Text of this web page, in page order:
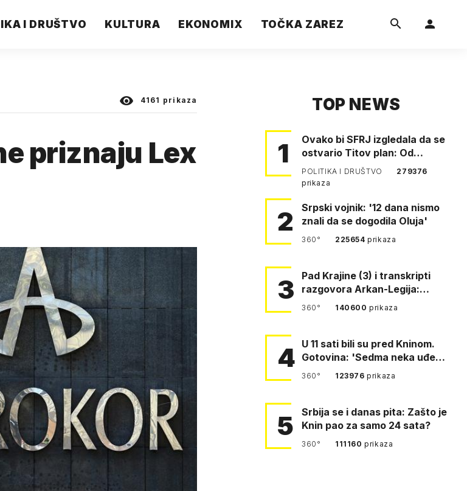
I DRUŠTVO KULTURA EKONOMIX TOČKA ZAREZ
4161 prikaza
priznaju Lex
TOP NEWS
1
Ovako bi SFRJ izgledala da se
ostvario Titov plan: Od
Klagenfurta do Istanbula!
POLITIKA I DRUŠTVO
279376
prikaza
2
Srpski vojnik: '12 dana nismo
znali da se dogodila Oluja'
360° 225654prikaza
3
Pad Krajine (3) i transkripti
razgovora Arkan-Legija:
'Čujem, prelazite ustašam…
360° 140600prikaza
4 U 11 sati bili su pred Kninom.
Gotovina: 'Sedma neka uđe,
4. gardijska neka g…
360° 123976prikaza
5
Srbija se i danas pita: Zašto je
Knin pao za samo 24 sata?
360° 111160prikaza